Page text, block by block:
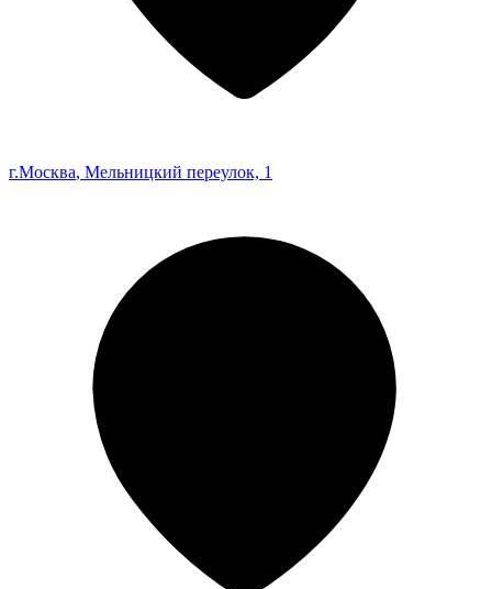
г.Москва, Мельницкий переулок, 1